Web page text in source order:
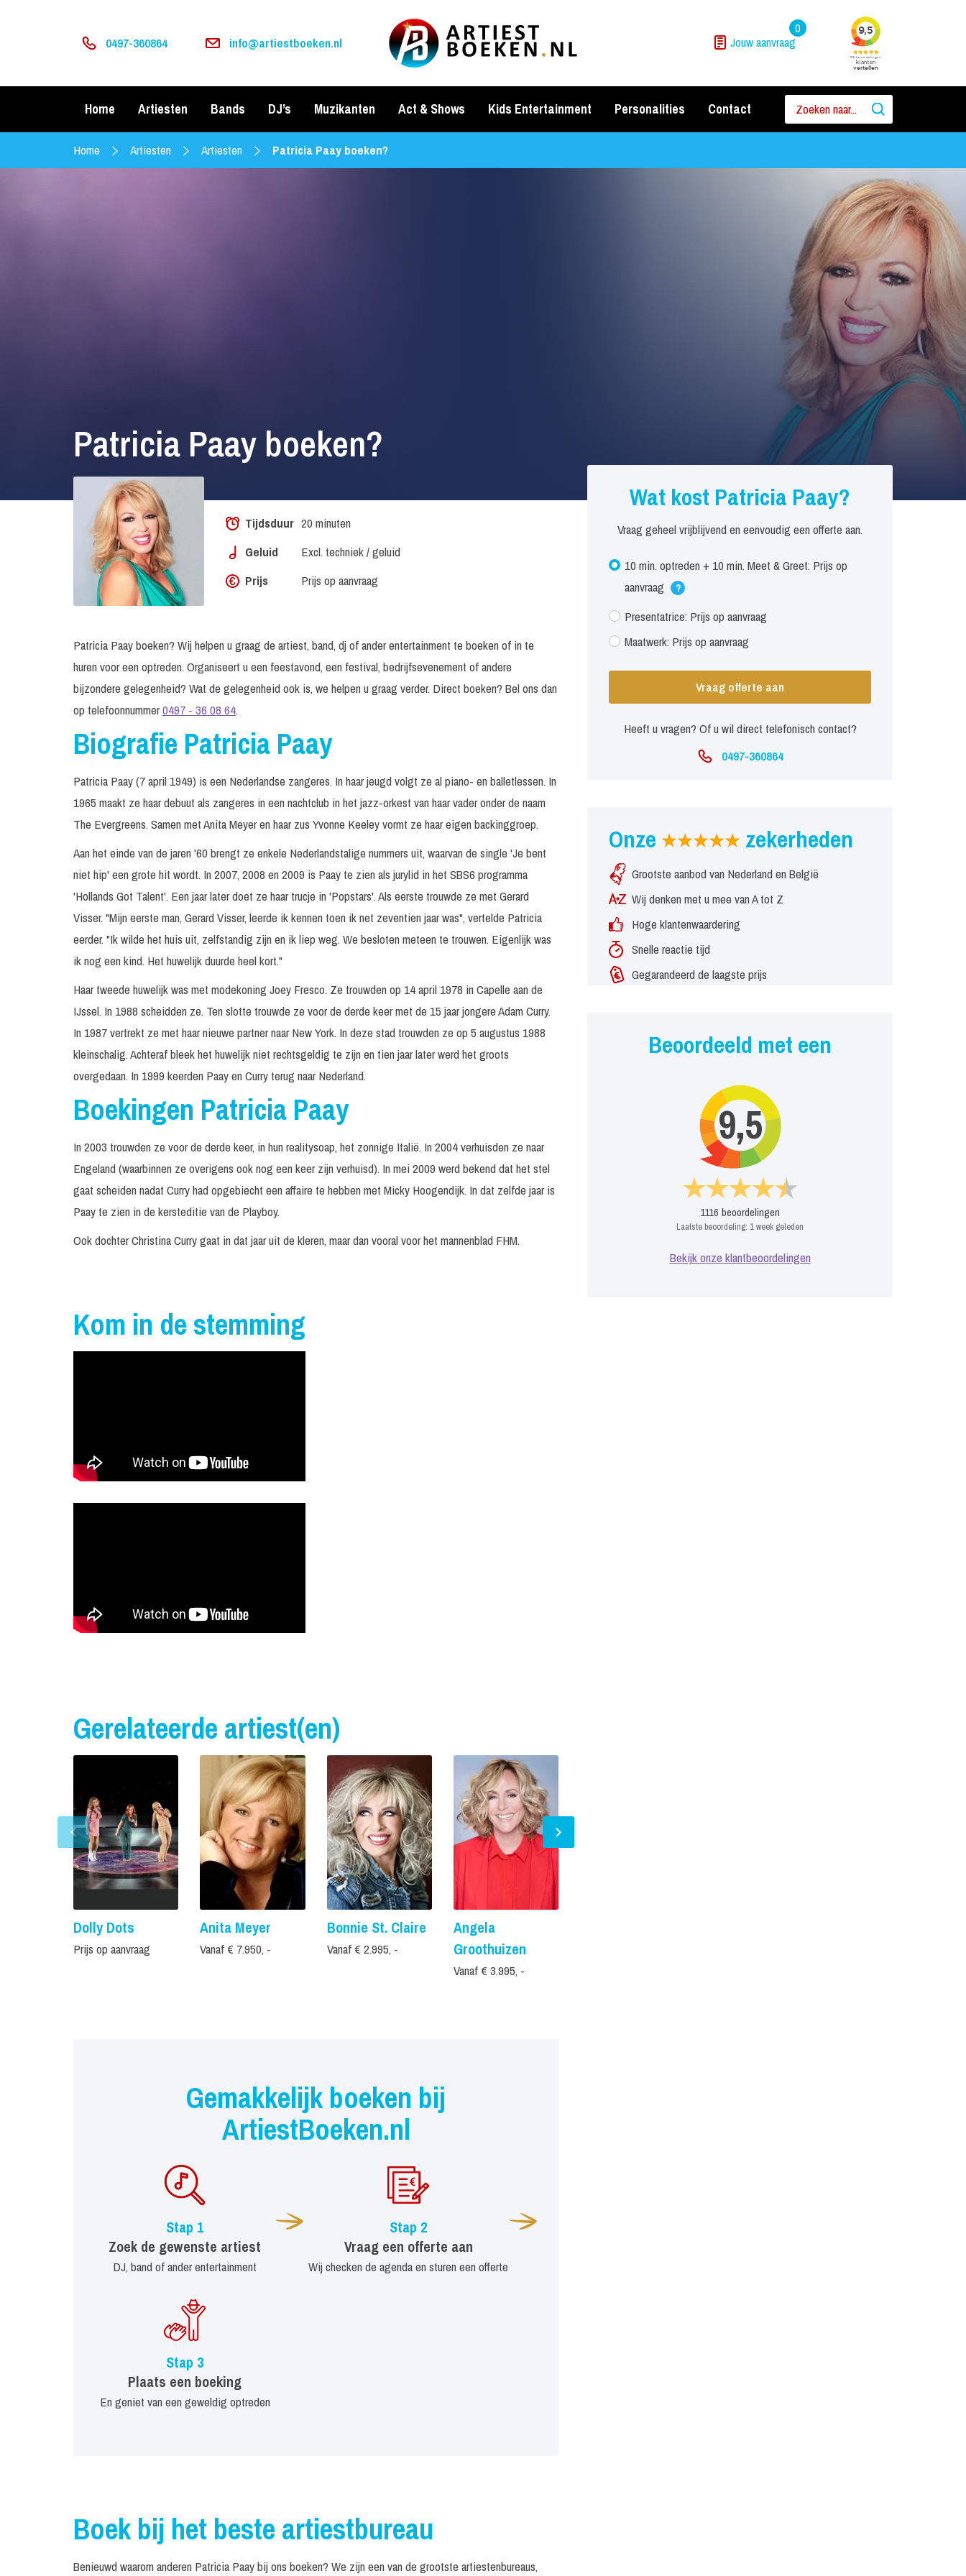
0497-360864 info@artiestboeken.nl Jouw aanvraag
0
Home Artiesten Bands DJ’s Muzikanten Act & Shows Kids Entertainment Personalities Contact
Home Artiesten Artiesten Patricia Paay boeken?
Patricia Paay boeken?
Tijdsduur 20 minuten
Geluid
Excl. techniek / geluid
Prijs
Prijs op aanvraag
Patricia Paay boeken? Wij helpen u graag de artiest, band, dj of ander entertainment te boeken of in te
huren voor een optreden. Organiseert u een feestavond, een festival, bedrijfsevenement of andere
bijzondere gelegenheid? Wat de gelegenheid ook is, we helpen u graag verder. Direct boeken? Bel ons dan
op telefoonnummer0497 - 36 08 64.
Biografie Patricia Paay
Patricia Paay (7 april 1949) is een Nederlandse zangeres. In haar jeugd volgt ze al piano- en balletlessen. In
1965 maakt ze haar debuut als zangeres in een nachtclub in het jazz-orkest van haar vader onder de naam
The Evergreens. Samen met Anita Meyer en haar zus Yvonne Keeley vormt ze haar eigen backinggroep.
Aan het einde van de jaren '60 brengt ze enkele Nederlandstalige nummers uit, waarvan de single 'Je bent
niet hip' een grote hit wordt. In 2007, 2008 en 2009 is Paay te zien als jurylid in het SBS6 programma
'Hollands Got Talent'. Een jaar later doet ze haar trucje in 'Popstars'. Als eerste trouwde ze met Gerard
Visser. "Mijn eerste man, Gerard Visser, leerde ik kennen toen ik net zeventien jaar was", vertelde Patricia
eerder. "Ik wilde het huis uit, zelfstandig zijn en ik liep weg. We besloten meteen te trouwen. Eigenlijk was
ik nog een kind. Het huwelijk duurde heel kort."
Haar tweede huwelijk was met modekoning Joey Fresco. Ze trouwden op 14 april 1978 in Capelle aan de
IJssel. In 1988 scheidden ze. Ten slotte trouwde ze voor de derde keer met de 15 jaar jongere Adam Curry.
In 1987 vertrekt ze met haar nieuwe partner naar New York. In deze stad trouwden ze op 5 augustus 1988
kleinschalig. Achteraf bleek het huwelijk niet rechtsgeldig te zijn en tien jaar later werd het groots
overgedaan. In 1999 keerden Paay en Curry terug naar Nederland.
Boekingen Patricia Paay
In 2003 trouwden ze voor de derde keer, in hun realitysoap, het zonnige Italië. In 2004 verhuisden ze naar
Engeland (waarbinnen ze overigens ook nog een keer zijn verhuisd). In mei 2009 werd bekend dat het stel
gaat scheiden nadat Curry had opgebiecht een affaire te hebben met Micky Hoogendijk. In dat zelfde jaar is
Paay te zien in de kersteditie van de Playboy.
Ook dochter Christina Curry gaat in dat jaar uit de kleren, maar dan vooral voor het mannenblad FHM.
Kom in de stemming
Wat kost Patricia Paay?
Vraag geheel vrijblijvend en eenvoudig een offerte aan.
10 min. optreden + 10 min. Meet & Greet: Prijs op
aanvraag
?
Presentatrice: Prijs op aanvraag
Maatwerk: Prijs op aanvraag
Vraag offerte aan
Heeft u vragen? Of u wil direct telefonisch contact?
0497-360864
Onze zekerheden
Grootste aanbod van Nederland en België
Wij denken met u mee van A tot Z
Hoge klantenwaardering
Snelle reactie tijd
Gegarandeerd de laagste prijs
Beoordeeld met een
9,5
1116 beoordelingen
Laatste beoordeling: 1 week geleden
Bekijk onze klantbeoordelingen
Gerelateerde artiest(en)
Dolly Dots
Prijs op aanvraag
Anita Meyer
Vanaf € 7.950, -
Bonnie St. Claire
Vanaf € 2.995, -
Angela
Groothuizen
Vanaf € 3.995, -
Gemakkelijk boeken bij
ArtiestBoeken.nl
Stap 1
Zoek de gewenste artiest
DJ, band of ander entertainment
Stap 2
Vraag een offerte aan
Wij checken de agenda en sturen een offerte
Stap 3
Plaats een boeking
En geniet van een geweldig optreden
Boek bij het beste artiestbureau
Benieuwd waarom anderen Patricia Paay bij ons boeken? We zijn een van de grootste artiestenbureaus,